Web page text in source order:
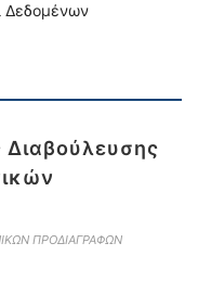
Δεδομένων
Διαβούλευσης
ΠΡΟΔΙΑΓΡΑΦΩΝ